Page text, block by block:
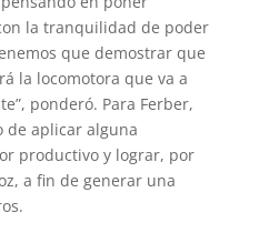
la tranquilidad de poder
que demostrar que
la locomotora que va a
ponderó. Para Ferber,
de aplicar alguna
productivo y lograr, por
a fin de generar una